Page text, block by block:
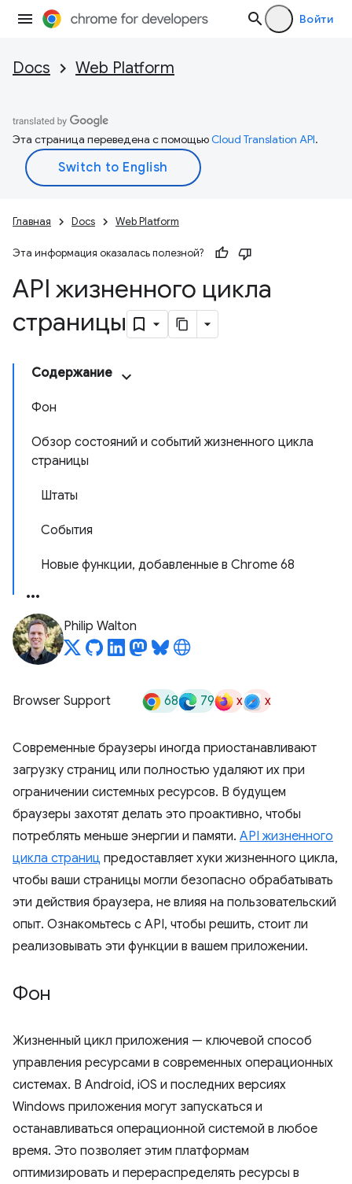
Войти
Docs Web Platform
Эта страница переведена с помощьюCloud Translation API.
Главная Docs Web Platform
Эта информация оказалась полезной?
API жизненного цикла
страницы
Содержание
Фон
Обзор состояний и событий жизненного цикла
страницы
Штаты
События
Новые функции, добавленные в Chrome 68
Philip Walton
Browser Support 68 79 x x
Современные браузеры иногда приостанавливают
загрузку страниц или полностью удаляют их при
ограничении системных ресурсов. В будущем
браузеры захотят делать это проактивно, чтобы
потреблять меньше энергии и памяти. API жизненного
цикла страниц предоставляет хуки жизненного цикла,
чтобы ваши страницы могли безопасно обрабатывать
эти действия браузера, не влияя на пользовательский
опыт. Ознакомьтесь с API, чтобы решить, стоит ли
реализовывать эти функции в вашем приложении.
Фон
Жизненный цикл приложения — ключевой способ
управления ресурсами в современных операционных
системах. В Android, iOS и последних версиях
Windows приложения могут запускаться и
останавливаться операционной системой в любое
время. Это позволяет этим платформам
оптимизировать и перераспределять ресурсы в